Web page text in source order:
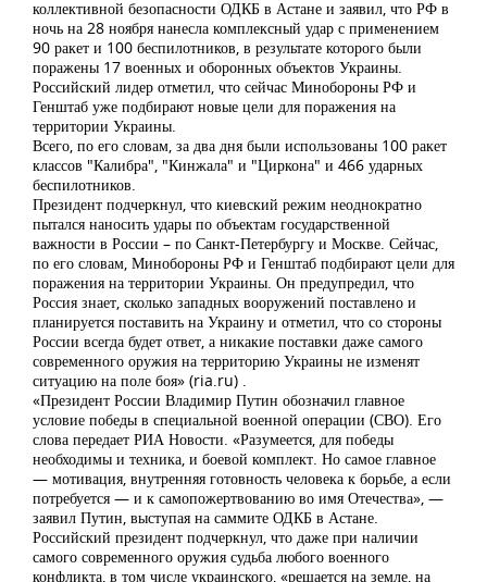
коллективной безопасности ОДКБ в Астане и заявил, что РФ в
ночь на 28 ноября нанесла комплексный удар с применением
90 ракет и 100 беспилотников, в результате которого были
поражены 17 военных и оборонных объектов Украины.
Российский лидер отметил, что сейчас Минобороны РФ и
Генштаб уже подбирают новые цели для поражения на
территории Украины.
Всего, по его словам, за два дня были использованы 100 ракет
классов "Калибра", "Кинжала" и "Циркона" и 466 ударных
беспилотников.
Президент подчеркнул, что киевский режим неоднократно
пытался наносить удары по объектам государственной
важности в России – по Санкт-Петербургу и Москве. Сейчас,
по его словам, Минобороны РФ и Генштаб подбирают цели для
поражения на территории Украины. Он предупредил, что
Россия знает, сколько западных вооружений поставлено и
планируется поставить на Украину и отметил, что со стороны
России всегда будет ответ, а никакие поставки даже самого
современного оружия на территорию Украины не изменят
ситуацию на поле боя» (ria.ru) .
«Президент России Владимир Путин обозначил главное
условие победы в специальной военной операции (СВО). Его
слова передает РИА Новости. «Разумеется, для победы
необходимы и техника, и боевой комплект. Но самое главное
— мотивация, внутренняя готовность человека к борьбе, а если
потребуется — и к самопожертвованию во имя Отечества», —
заявил Путин, выступая на саммите ОДКБ в Астане.
Российский президент подчеркнул, что даже при наличии
самого современного оружия судьба любого военного
конфликта, в том числе украинского, «решается на земле, на